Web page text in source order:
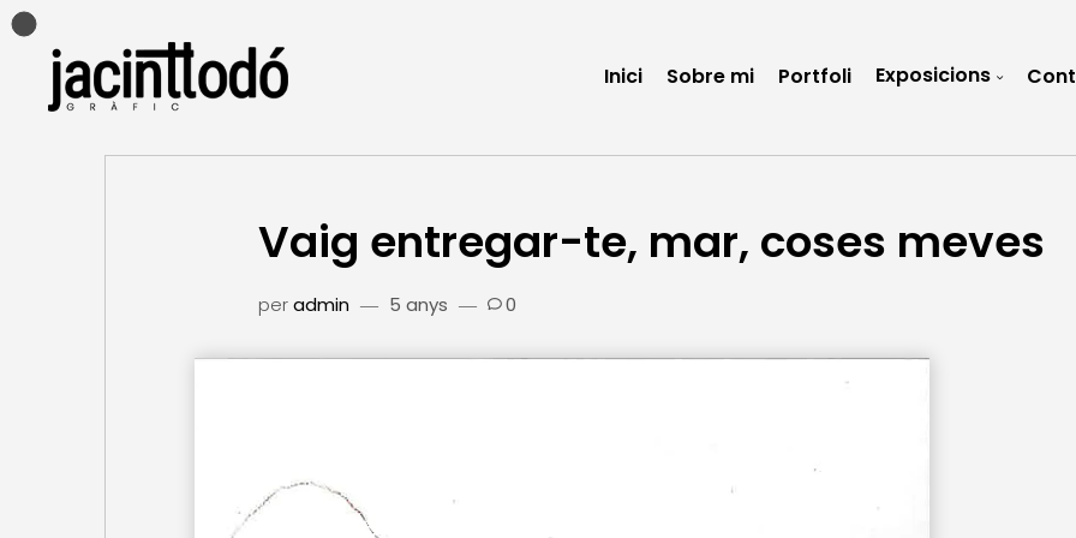
Inici Sobre mi Portfoli Exposicions
Vaig entregar-te, mar, coses meves
peradmin 5 anys 0